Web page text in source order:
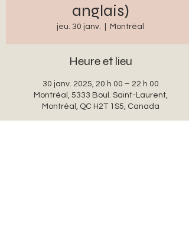
anglais)
jeu. 30 janv. Montréal
Heure et lieu
30 janv. 2025, 20 h 00 – 22 h 00
Montréal, 5333 Boul. Saint-Laurent,
Montréal, QC H2T 1S5, Canada